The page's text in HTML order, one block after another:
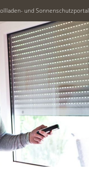
und Sonnenschutzportal